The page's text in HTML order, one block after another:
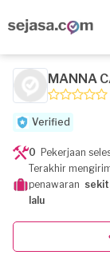
MANNA
Verified
0 Pekerjaan
Terakhir
penawaran
lalu